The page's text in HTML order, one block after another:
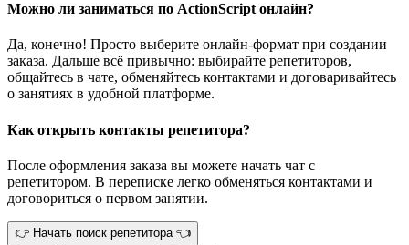
Можно ли заниматься по ActionScript онлайн?
Да, конечно! Просто выберите онлайн-формат при создании
заказа. Дальше всё привычно: выбирайте репетиторов,
общайтесь в чате, обменяйтесь контактами и договаривайтесь
о занятиях в удобной платформе.
Как открыть контакты репетитора?
После оформления заказа вы можете начать чат с
репетитором. В переписке легко обменяться контактами и
договориться о первом занятии.
👉 Начать поиск репетитора 👈